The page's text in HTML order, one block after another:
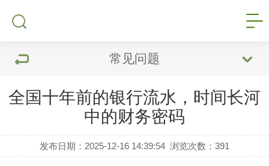
常见问题
全国十年前的银行流水，时间长河
中的财务密码
发布日期：2025-12-16 14:39:54 浏览次数：391